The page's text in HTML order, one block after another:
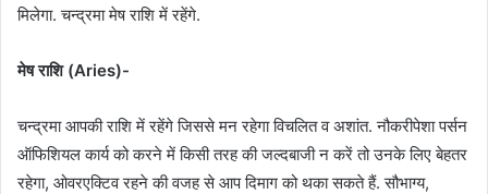
मिलेगा. चन्द्रमा मेष राशि में रहेंगे.
मेष राशि (Aries)-
चन्द्रमा आपकी राशि में रहेंगे जिससे मन रहेगा विचलित व अशांत. नौकरीपेशा पर्सन
ऑफिशियल कार्य को करने में किसी तरह की जल्दबाजी न करें तो उनके लिए बेहतर
रहेगा, ओवरएक्टिव रहने की वजह से आप दिमाग को थका सकते हैं. सौभाग्य,